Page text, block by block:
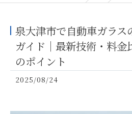
泉大津市で自動車ガラス
ガイド｜最新技術・料
のポイント
2025/08/24